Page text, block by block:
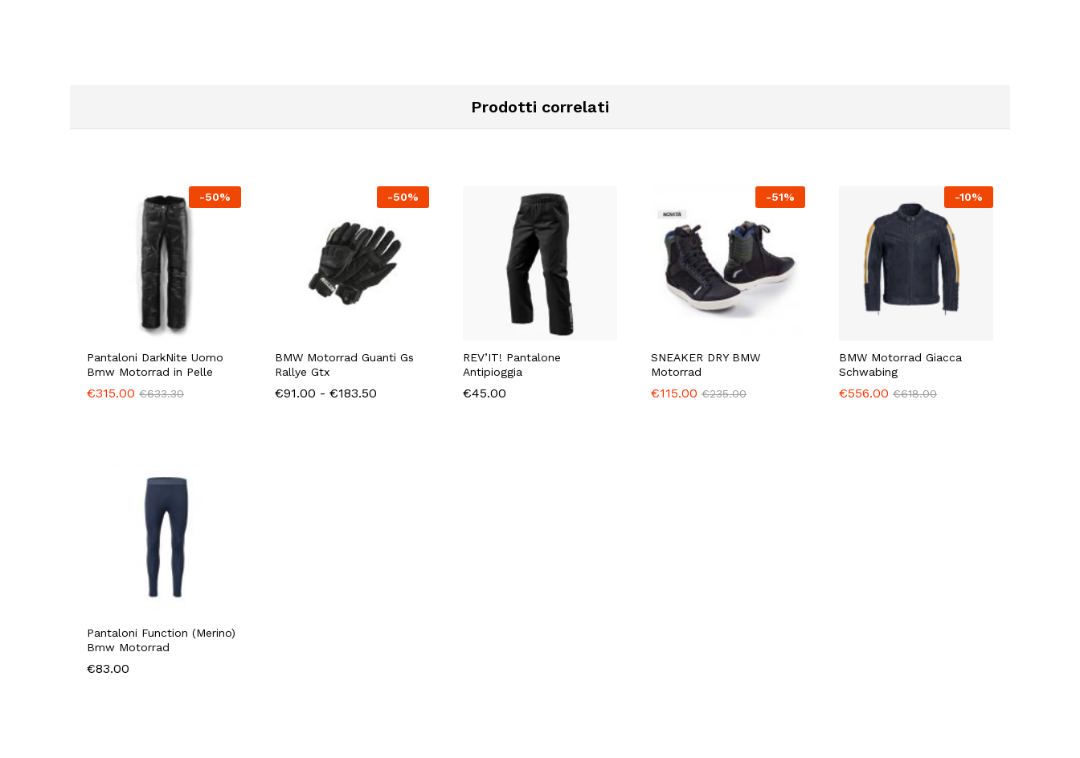
Prodotti correlati
-50%
Pantaloni DarkNite Uomo
Bmw Motorrad in Pelle
€315.00 €633.30
-50%
BMW Motorrad Guanti Gs
Rallye Gtx
€91.00 - €183.50
REV’IT! Pantalone
Antipioggia
€45.00
-51%
SNEAKER DRY BMW
Motorrad
€115.00 €235.00
-10%
BMW Motorrad Giacca
Schwabing
€556.00 €618.00
Pantaloni Function (Merino)
Bmw Motorrad
€83.00